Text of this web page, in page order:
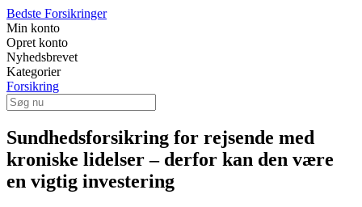
Bedste Forsikringer
Min konto
Opret konto
Nyhedsbrevet
Kategorier
Forsikring
Sundhedsforsikring for rejsende med
kroniske lidelser – derfor kan den være
en vigtig investering